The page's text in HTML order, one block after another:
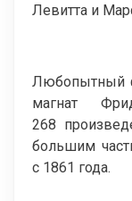
Левитта и
Любопытный
магнат
268
большим
с 1861 года.